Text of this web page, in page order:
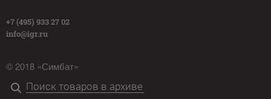
+7 (495) 933 27 02
info@igr.ru
© 2018 «Симбат»